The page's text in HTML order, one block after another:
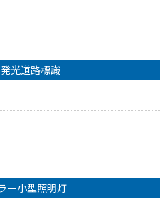
光道路標識
ー小型照明灯